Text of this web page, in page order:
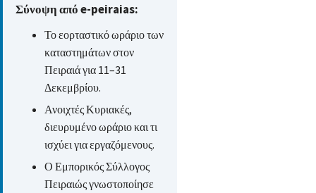
Σύνοψη από e-peiraias:
Το εορταστικό ωράριο των
καταστημάτων στον
Πειραιά για 11–31
Δεκεμβρίου.
Ανοιχτές Κυριακές,
διευρυμένο ωράριο και τι
ισχύει για εργαζόμενους.
Ο Εμπορικός Σύλλογος
Πειραιώς γνωστοποίησε